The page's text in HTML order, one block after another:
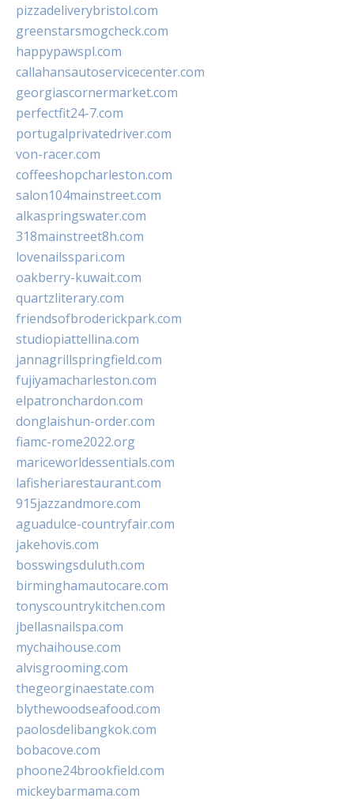
pizzadeliverybristol.com
greenstarsmogcheck.com
happypawspl.com
callahansautoservicecenter.com
georgiascornermarket.com
perfectfit24-7.com
portugalprivatedriver.com
von-racer.com
coffeeshopcharleston.com
salon104mainstreet.com
alkaspringswater.com
318mainstreet8h.com
lovenailsspari.com
oakberry-kuwait.com
quartzliterary.com
friendsofbroderickpark.com
studiopiattellina.com
jannagrillspringfield.com
fujiyamacharleston.com
elpatronchardon.com
donglaishun-order.com
fiamc-rome2022.org
mariceworldessentials.com
lafisheriarestaurant.com
915jazzandmore.com
aguadulce-countryfair.com
jakehovis.com
bosswingsduluth.com
birminghamautocare.com
tonyscountrykitchen.com
jbellasnailspa.com
mychaihouse.com
alvisgrooming.com
thegeorginaestate.com
blythewoodseafood.com
paolosdelibangkok.com
bobacove.com
phoone24brookfield.com
mickeybarmama.com